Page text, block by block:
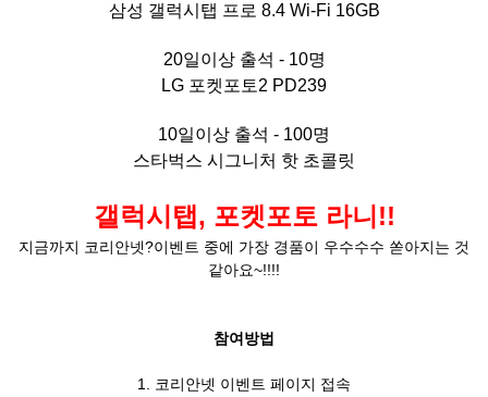
삼성 갤럭시탭 프로 8.4 Wi-Fi 16GB
20일이상 출석 - 10명
LG 포켓포토2 PD239
10일이상 출석 - 100명
스타벅스 시그니처 핫 초콜릿
갤럭시탭, 포켓포토 라니!!
지금까지 코리안넷?이벤트 중에 가장 경품이 우수수수 쏟아지는 것
같아요~!!!!
참여방법
1. 코리안넷 이벤트 페이지 접속